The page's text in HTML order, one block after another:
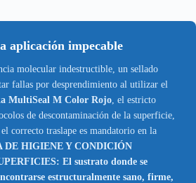
aplicación impecable
molecular indestructible, un sellado
fallas por desprendimiento al utilizar el
MultiSeal M Color Rojo , el estricto
de descontaminación de la superficie,
correcto traslape es mandatorio en la
DE HIGIENE Y CONDICIÓN
El sustrato donde se
estructuralmente sano, firme,